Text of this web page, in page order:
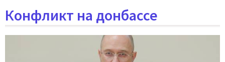
Конфликт на донбассе